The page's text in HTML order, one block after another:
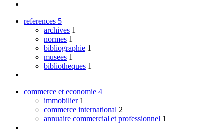
references 5
archives 1
normes 1
bibliographie 1
musees 1
bibliotheques 1
commerce et economie 4
immobilier 1
commerce international 2
annuaire commercial et professionnel 1